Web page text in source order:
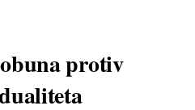
protiv